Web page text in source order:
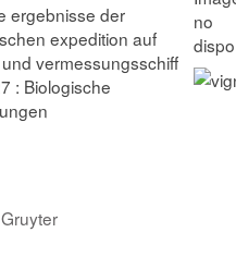
ergebnisse der
expedition auf
vermessungsschiff
: Biologische